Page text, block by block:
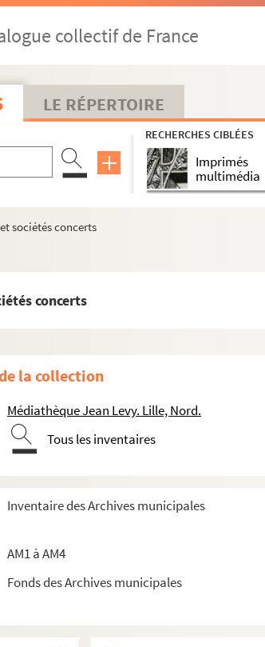
collectif de France
LE RÉPERTOIRE
RECHERCHES CIBLÉES
Imprimés
multimédia
sociétés concerts
concerts
la collection
Médiathèque Jean Levy. Lille, Nord.
Tous les inventaires
Inventaire des Archives municipales
AM1 à AM4
Fonds des Archives municipales
sociale
financières
justice